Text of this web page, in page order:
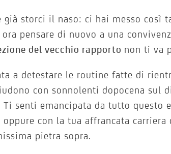
già storci il naso: ci hai messo così
ora pensare di nuovo a una
del vecchio rapporto non ti va
a detestare le routine fatte di
con sonnolenti dopocena sul
Ti senti emancipata da tutto questo
oppure con la tua affrancata
pietra sopra.